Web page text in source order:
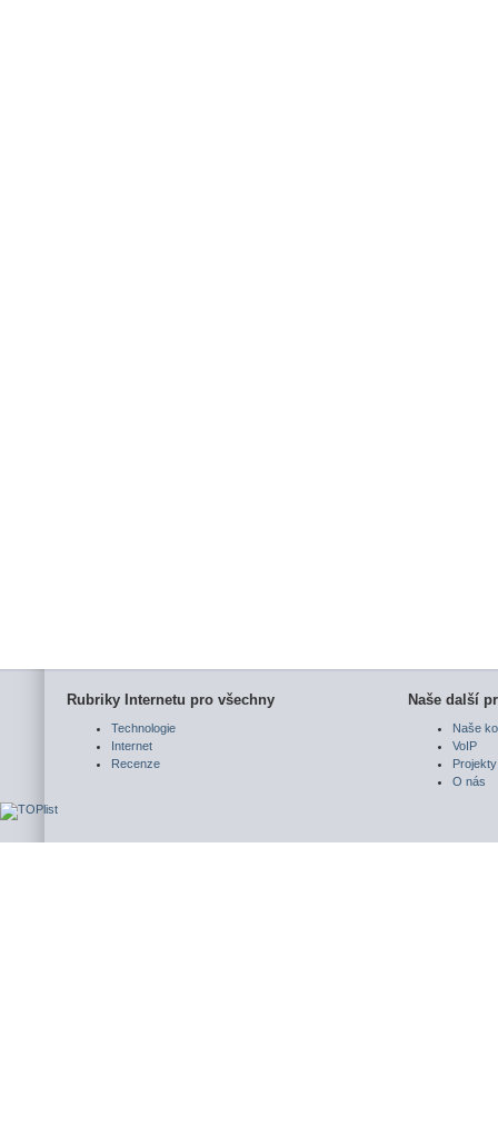
Rubriky Internetu pro všechny
Technologie
Internet
Recenze
Naše další
Naše
VoIP
Projekty
O nás